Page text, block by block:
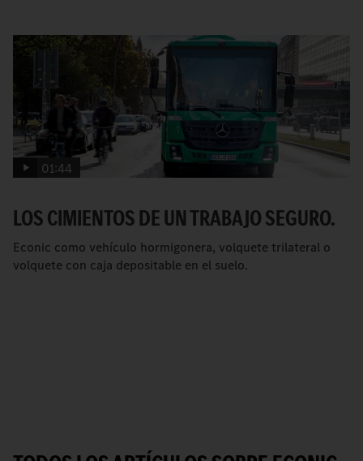
01:44
LOS CIMIENTOS DE UN TRABAJO SEGURO.
Econic como vehículo hormigonera, volquete trilateral o
volquete con caja depositable en el suelo.